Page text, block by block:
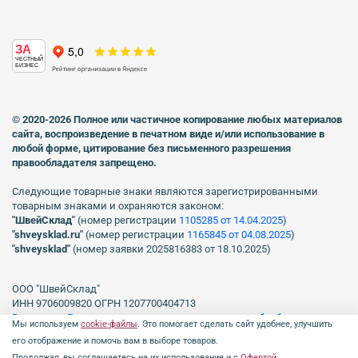
ЗА
ЧЕСТНЫЙ
БИЗНЕС
© 2020-2026 Полное или частичное копирование любых материалов
сайта, воспроизведение в печатном виде и/или использование в
любой форме, цитирование без письменного разрешения
правообладателя запрещено.
Следующие товарные знаки являются зарегистрированными
товарным знаками и охраняются законом:
"ШвейСклад" (номер регистрации 1105285 от 14.04.2025)
"shveуsklad.ru" (номер регистрации 1165845 от 04.08.2025)
"shveysklad" (номер заявки 2025816383 от 18.10.2025)
ООО "ШвейСклад"
ИНН 9706009820 ОГРН 1207700404713
Включен в Реестр операторов, осуществляющих обработку
персональных данных Роскомнадзора рег. № 77-23-150255, Приказ
№231 от 16.06.2023.
Мы используем cookie-файлы. Это помогает сделать сайт удобнее, улучшить
его отображение и помочь вам в выборе товаров.